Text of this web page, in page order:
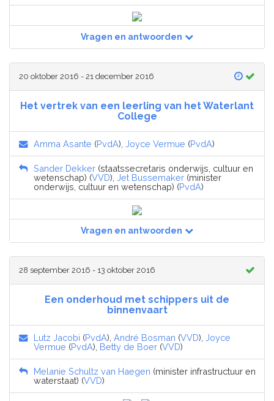
Vragen en antwoorden
20 oktober 2016 - 21 december 2016
Het vertrek van een leerling van het Waterlant
College
Amma Asante (PvdA), Joyce Vermue (PvdA)
Sander Dekker (staatssecretaris onderwijs, cultuur en
wetenschap) (VVD), Jet Bussemaker (minister
onderwijs, cultuur en wetenschap) (PvdA)
Vragen en antwoorden
28 september 2016 - 13 oktober 2016
Een onderhoud met schippers uit de
binnenvaart
Lutz Jacobi (PvdA), André Bosman (VVD), Joyce
Vermue (PvdA), Betty de Boer (VVD)
Melanie Schultz van Haegen (minister infrastructuur en
waterstaat) (VVD)